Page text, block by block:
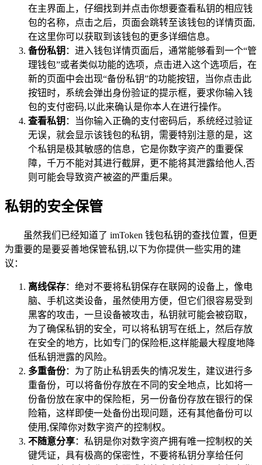
在主界面上，仔细找到并点击你想要查看私钥的相应钱
包的名称，点击之后，页面会跳转至该钱包的详情页面,
在这里你可以获取到该钱包的更多详细信息。
备份私钥 ：进入钱包详情页面后，通常能够看到一个“管
理钱包”或者类似功能的选项，点击进入这个选项后，在
新的页面中会出现“备份私钥”的功能按钮，当你点击此
按钮时，系统会弹出身份验证的提示框，要求你输入钱
包的支付密码,以此来确认是你本人在进行操作。
查看私钥 ：当你输入正确的支付密码后，系统经过验证
无误，就会显示该钱包的私钥，需要特别注意的是，这
个私钥是极其敏感的信息，它是你数字资产的重要保
障，千万不能对其进行截屏，更不能将其泄露给他人,否
则可能会导致资产被盗的严重后果。
私钥的安全保管
虽然我们已经知道了 imToken 钱包私钥的查找位置，但更
为重要的是要妥善地保管私钥,以下为你提供一些实用的建
议：
离线保存：绝对不要将私钥保存在联网的设备上，像电
脑、手机这类设备，虽然使用方便，但它们很容易受到
黑客的攻击，一旦设备被攻击，私钥就可能会被窃取，
为了确保私钥的安全，可以将私钥写在纸上，然后存放
在安全的地方，比如专门的保险柜,这样能最大程度地降
低私钥泄露的风险。
多重备份：为了防止私钥丢失的情况发生，建议进行多
重备份，可以将备份存放在不同的安全地点，比如将一
份备份放在家中的保险柜，另一份备份存放在银行的保
险箱，这样即使一处备份出现问题，还有其他备份可以
使用,保障你对数字资产的控制权。
不随意分享：私钥是你对数字资产拥有唯一控制权的关
键凭证，具有极高的保密性，不要将私钥分享给任何